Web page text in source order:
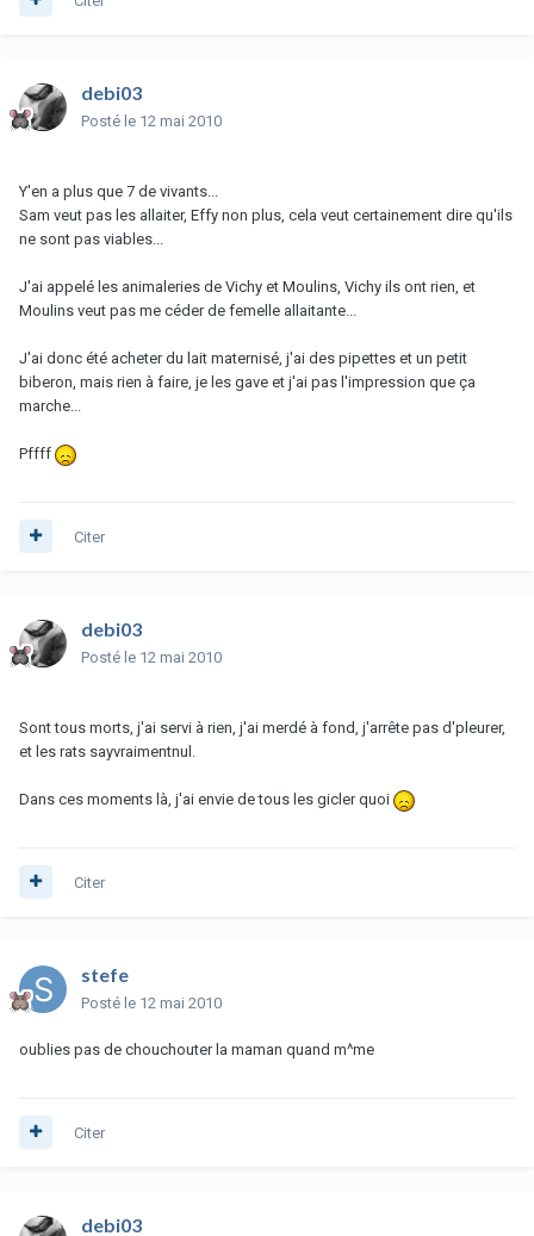
debi03
Posté le 12 mai 2010
Y'en a plus que 7 de vivants...
Sam veut pas les allaiter, Effy non plus, cela veut certainement dire qu'ils
ne sont pas viables...
J'ai appelé les animaleries de Vichy et Moulins, Vichy ils ont rien, et
Moulins veut pas me céder de femelle allaitante...
J'ai donc été acheter du lait maternisé, j'ai des pipettes et un petit
biberon, mais rien à faire, je les gave et j'ai pas l'impression que ça
marche...
Pffff
Citer
debi03
Posté le 12 mai 2010
Sont tous morts, j'ai servi à rien, j'ai merdé à fond, j'arrête pas d'pleurer,
et les rats sayvraimentnul.
Dans ces moments là, j'ai envie de tous les gicler quoi
Citer
stefe
Posté le 12 mai 2010
oublies pas de chouchouter la maman quand m^me
Citer
debi03